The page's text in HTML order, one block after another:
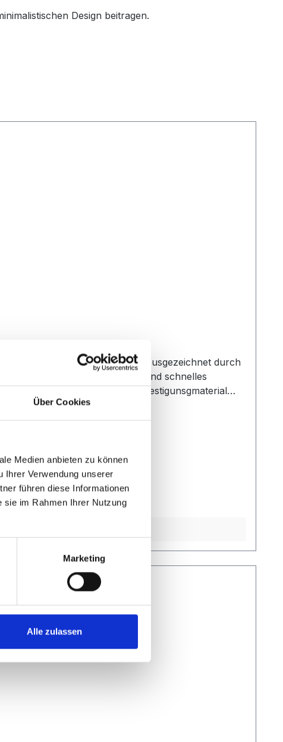
Über Cookies
Medien anbieten zu können
Ihrer Verwendung unserer
führen diese Informationen
sie im Rahmen Ihrer Nutzung
Marketing
Alle zulassen
Design beitragen.
oder Sportanlage fehlen. Ausgezeichnet durch
oder Wände. Einfaches und schnelles
Lieferung Komplett mit Befestigunsgmaterial